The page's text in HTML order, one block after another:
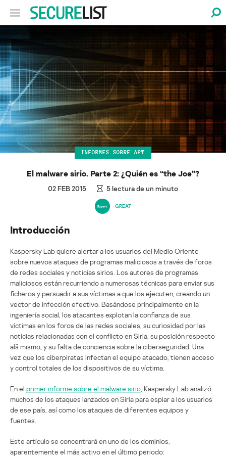
INFORMES SOBRE APT
El malware sirio. Parte 2: ¿Quién es “the Joe”?
02 FEB 2015 5lectura de un minuto
GREAT
Introducción
Kaspersky Lab quiere alertar a los usuarios del Medio Oriente
sobre nuevos ataques de programas maliciosos a través de foros
de redes sociales y noticias sirios. Los autores de programas
maliciosos están recurriendo a numerosas técnicas para enviar sus
ficheros y persuadir a sus víctimas a que los ejecuten, creando un
vector de infección efectivo. Basándose principalmente en la
ingeniería social, los atacantes explotan la confianza de sus
víctimas en los foros de las redes sociales, su curiosidad por las
noticias relacionadas con el conflicto en Siria, su posición respecto
alš mismo, y su falta de conciencia sobre la ciberseguridad. Una
vez que los ciberpiratas infectan el equipo atacado, tienen acceso
y control totales de los dispositivos de su víctima.
En el primer informe sobre el malware sirio , Kaspersky Lab analizó
muchos de los ataques lanzados en Siria para espiar a los usuarios
de ese país, así como los ataques de diferentes equipos y
fuentes.
Este artículo se concentrará en uno de los dominios,
aparentemente el más activo en el último periodo: